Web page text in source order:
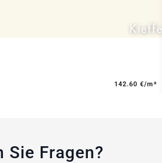
142.60 €/m*
Sie Fragen?